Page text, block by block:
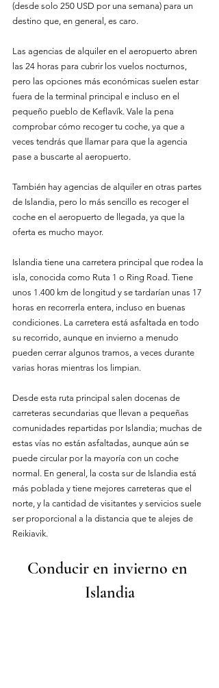
(desde solo 250 USD por una semana) para un
destino que, en general, es caro.
Las agencias de alquiler en el aeropuerto abren
las 24 horas para cubrir los vuelos nocturnos,
pero las opciones más económicas suelen estar
fuera de la terminal principal e incluso en el
pequeño pueblo de Keflavík. Vale la pena
comprobar cómo recoger tu coche, ya que a
veces tendrás que llamar para que la agencia
pase a buscarte al aeropuerto.
También hay agencias de alquiler en otras partes
de Islandia, pero lo más sencillo es recoger el
coche en el aeropuerto de llegada, ya que la
oferta es mucho mayor.
Islandia tiene una carretera principal que rodea la
isla, conocida como Ruta 1 o Ring Road. Tiene
unos 1.400 km de longitud y se tardarían unas 17
horas en recorrerla entera, incluso en buenas
condiciones. La carretera está asfaltada en todo
su recorrido, aunque en invierno a menudo
pueden cerrar algunos tramos, a veces durante
varias horas mientras los limpian.
Desde esta ruta principal salen docenas de
carreteras secundarias que llevan a pequeñas
comunidades repartidas por Islandia; muchas de
estas vías no están asfaltadas, aunque aún se
puede circular por la mayoría con un coche
normal. En general, la costa sur de Islandia está
más poblada y tiene mejores carreteras que el
norte, y la cantidad de visitantes y servicios suele
ser proporcional a la distancia que te alejes de
Reikiavik.
Conducir en invierno en
Islandia